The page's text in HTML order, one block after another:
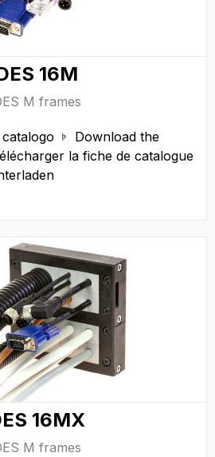
16M
M frames

Download the
la fiche de catalogue
16MX
M frames